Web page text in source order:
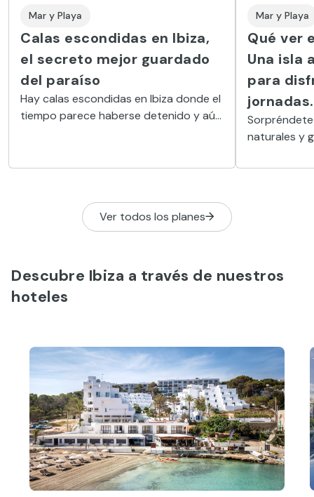
Mar y Playa
Calas escondidas en Ibiza,
el secreto mejor guardado
del paraíso
Hay calas escondidas en Ibiza donde el
tiempo parece haberse detenido y aún
Mar y Playa
Qué ver
Una isla
para
jornadas.
naturales y
turística de
Ver todos los planes
Descubre Ibiza a través de nuestros
hoteles